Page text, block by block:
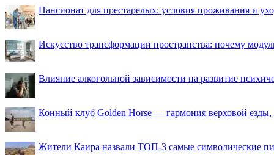
Пансионат для престарелых: условия проживания и
Искусство трансформации пространства: почему
Влияние алкогольной зависимости на развитие
Конный клуб Golden Horse — гармония верховой езды,
Жители Каира назвали ТОП-3 самые символические